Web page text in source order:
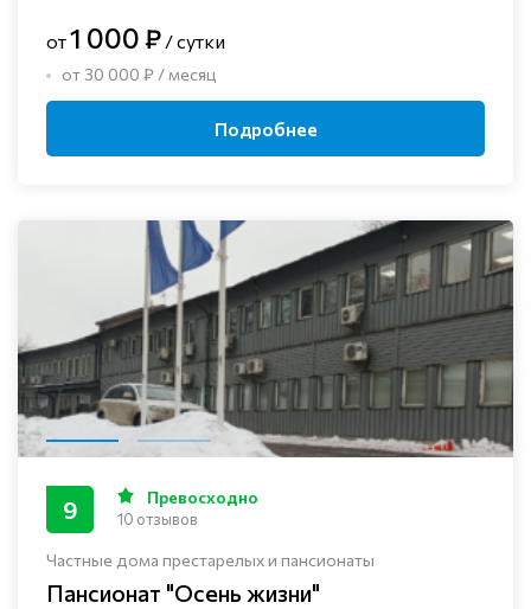
от1 000 ₽ / сутки
от 30 000 ₽ / месяц
Подробнее
Частные дома престарелых и пансионаты
Пансионат "Осень жизни"
9 Превосходно
10 отзывов